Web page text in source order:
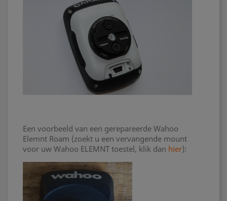
Een voorbeeld van een gerepareerde Wahoo
Elemnt Roam (zoekt u een vervangende mount
voor uw Wahoo ELEMNT toestel, klik dan hier):